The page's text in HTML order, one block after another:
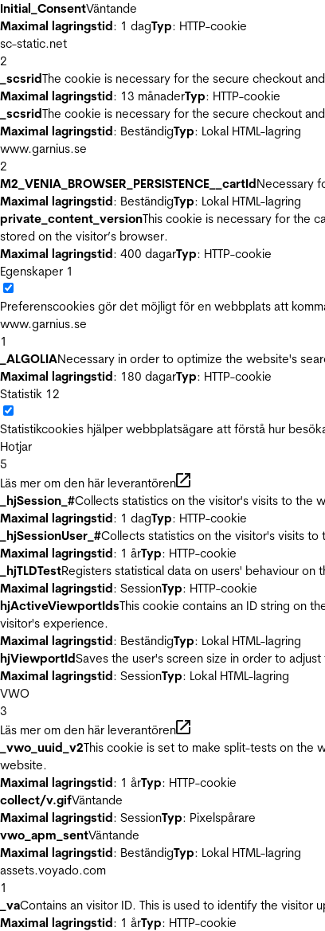
Initial_ConsentVäntande
Maximal lagringstid: 1 dagTyp: HTTP-cookie
sc-static.net
2
_scsridThe cookie is necessary for the secure checkout
Maximal lagringstid: 13 månaderTyp: HTTP-cookie
_scsridThe cookie is necessary for the secure checkout
Maximal lagringstid: BeständigTyp: Lokal HTML-lagring
www.garnius.se
2
M2_VENIA_BROWSER_PERSISTENCE__cartIdNecessary
Maximal lagringstid: BeständigTyp: Lokal HTML-lagring
private_content_versionThis cookie is necessary for the
stored on the visitor’s browser.
Maximal lagringstid: 400 dagarTyp: HTTP-cookie
Egenskaper 1
Preferenscookies gör det möjligt för en webbplats att
www.garnius.se
1
_ALGOLIANecessary in order to optimize the website's
Maximal lagringstid: 180 dagarTyp: HTTP-cookie
Statistik 12
Statistikcookies hjälper webbplatsägare att förstå hur
Hotjar
5
Läs mer om den här leverantören
_hjSession_#Collects statistics on the visitor's visits to the
Maximal lagringstid: 1 dagTyp: HTTP-cookie
_hjSessionUser_#Collects statistics on the visitor's visits
Maximal lagringstid: 1 årTyp: HTTP-cookie
_hjTLDTestRegisters statistical data on users' behaviour
Maximal lagringstid: SessionTyp: HTTP-cookie
hjActiveViewportIdsThis cookie contains an ID string on
visitor's experience.
Maximal lagringstid: BeständigTyp: Lokal HTML-lagring
hjViewportIdSaves the user's screen size in order to
Maximal lagringstid: SessionTyp: Lokal HTML-lagring
VWO
3
Läs mer om den här leverantören
_vwo_uuid_v2This cookie is set to make split-tests on the
website.
Maximal lagringstid: 1 årTyp: HTTP-cookie
collect/v.gifVäntande
Maximal lagringstid: SessionTyp: Pixelspårare
vwo_apm_sentVäntande
Maximal lagringstid: BeständigTyp: Lokal HTML-lagring
assets.voyado.com
1
_vaContains an visitor ID. This is used to identify the visitor
Maximal lagringstid: 1 årTyp: HTTP-cookie